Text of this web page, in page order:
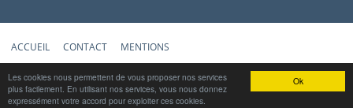
Ok
Les cookies nous permettent de vous proposer nos services
plus facilement. En utilisant nos services, vous nous donnez
expressément votre accord pour exploiter ces cookies.
ACCUEIL CONTACT
MENTIONS
Copyright © 2012-2022 Stations-Carburant.com / v5.0.0 (29/06/2022)
Prix des carburants mis à jour quotidiennement à partir des données
gouvernementales https://www.data.gouv.fr/fr/